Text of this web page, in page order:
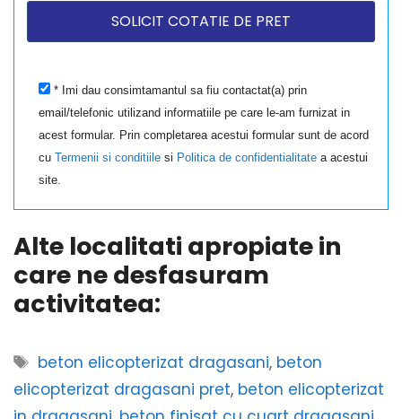
* Imi dau consimtamantul sa fiu contactat(a) prin
email/telefonic utilizand informatiile pe care le-am furnizat in
acest formular. Prin completarea acestui formular sunt de acord
cuTermenii si conditiile si Politica de confidentialitate a acestui
site.
Alte localitati apropiate in
care ne desfasuram
activitatea:
Etichete
beton elicopterizat dragasani, beton
elicopterizat dragasani pret, beton elicopterizat